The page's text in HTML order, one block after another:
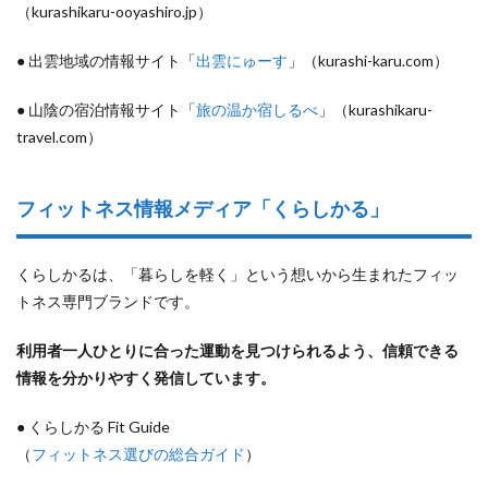
（kurashikaru-ooyashiro.jp）
● 出雲地域の情報サイト「出雲にゅーす 」（kurashi-karu.com）
● 山陰の宿泊情報サイト「旅の温か宿しるべ 」（kurashikaru-
travel.com）
フィットネス情報メディア「くらしかる」
くらしかるは、「暮らしを軽く」という想いから生まれたフィッ
トネス専門ブランドです。
利用者一人ひとりに合った運動を見つけられるよう、信頼できる
情報を分かりやすく発信しています。
● くらしかる Fit Guide
（フィットネス選びの総合ガイド ）